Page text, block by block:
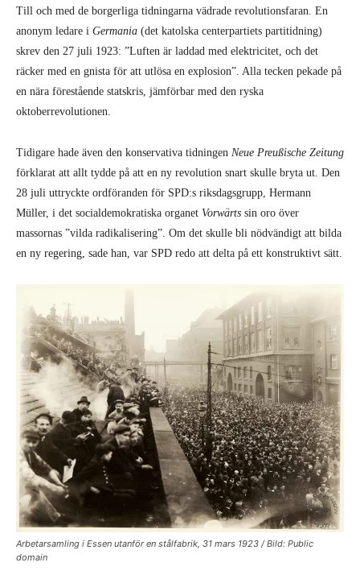
Till och med de borgerliga tidningarna vädrade revolutionsfaran. En
anonym ledare i Germania (det katolska centerpartiets partitidning)
skrev den 27 juli 1923: ”Luften är laddad med elektricitet, och det
räcker med en gnista för att utlösa en explosion”. Alla tecken pekade på
en nära förestående statskris, jämförbar med den ryska
oktoberrevolutionen.
Tidigare hade även den konservativa tidningen Neue Preußische Zeitung
förklarat att allt tydde på att en ny revolution snart skulle bryta ut. Den
28 juli uttryckte ordföranden för SPD:s riksdagsgrupp, Hermann
Müller, i det socialdemokratiska organet Vorwärts sin oro över
massornas ”vilda radikalisering”. Om det skulle bli nödvändigt att bilda
en ny regering, sade han, var SPD redo att delta på ett konstruktivt sätt.
Arbetarsamling i Essen utanför en stål­fabrik, 31 mars 1923 / Bild: Public
domain